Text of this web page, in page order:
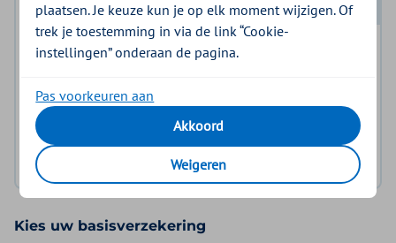
Log in met DigiD
Log in en bekijk welke vergoeding en voorwaarden
Log in met DigiD
Geen DigiD? Vraag aan
Kies uw basisverzekering
plaatsen. Je keuze kun je op elk moment wijzigen. Of
trek je toestemming in via de link “Cookie-
instellingen” onderaan de pagina.
Pas voorkeuren aan
Akkoord
Weigeren